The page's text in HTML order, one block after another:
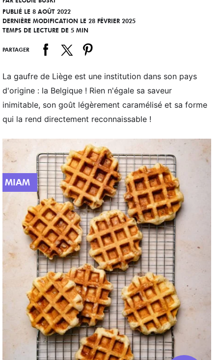
PUBLIÉ LE 8 AOÛT 2022
DERNIÈRE MODIFICATION LE 28 FÉVRIER 2025
TEMPS DE LECTURE DE 5 MIN
PARTAGER
La gaufre de Liège est une institution dans son pays
d'origine : la Belgique ! Rien n'égale sa saveur
inimitable, son goût légèrement caramélisé et sa forme
qui la rend directement reconnaissable !